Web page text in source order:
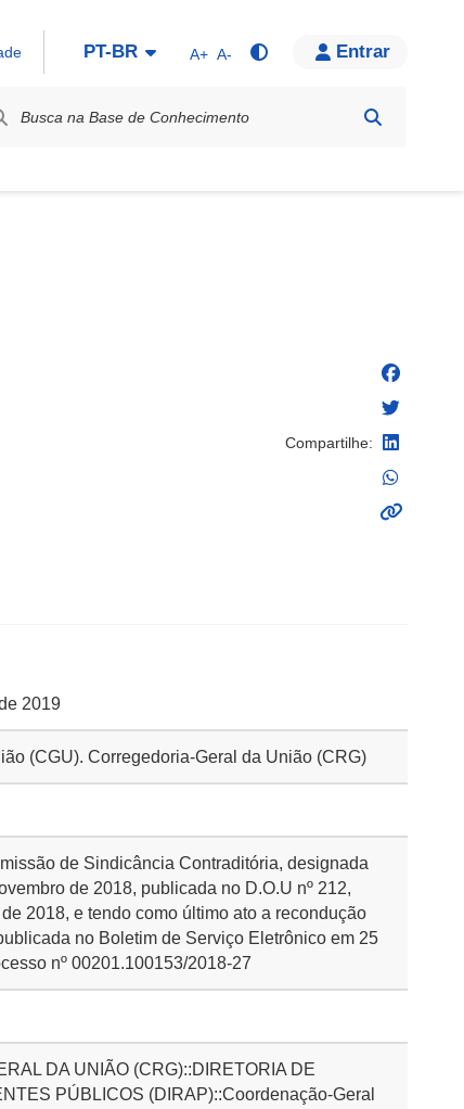
PT-BR A+ A- Entrar
Compartilhe:
2019
(CGU). Corregedoria-Geral da União (CRG)
de Sindicância Contraditória, designada
de 2018, publicada no D.O.U nº 212,
2018, e tendo como último ato a recondução
no Boletim de Serviço Eletrônico em 25
nº 00201.100153/2018-27
DA UNIÃO (CRG)::DIRETORIA DE
PÚBLICOS (DIRAP)::Coordenação-Geral